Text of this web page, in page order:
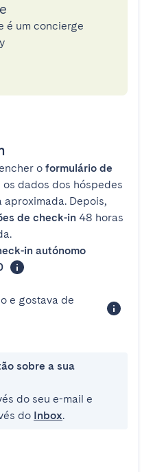
é um concierge
o formulário de
os dados dos hóspedes
Depois,
de check-in 48 horas
in autónomo
e gostava de
sobre a sua
do seu e-mail e
do Inbox.